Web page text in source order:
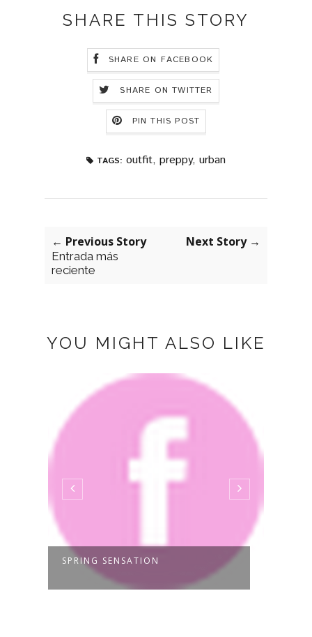
SHARE THIS STORY
SHARE ON FACEBOOK
SHARE ON TWITTER
PIN THIS POST
TAGS: outfit, preppy, urban
← Previous Story
Entrada más
reciente
Next Story →
YOU MIGHT ALSO LIKE
SPRING SENSATION